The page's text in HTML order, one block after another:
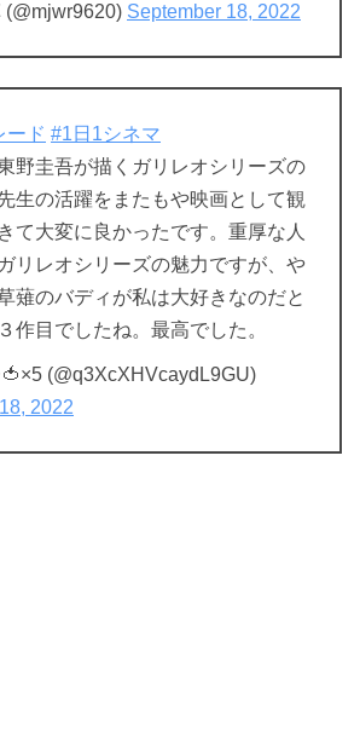
September 18, 2022
ード #1日1シネマ
野圭吾が描くガリレオシリーズの
生の活躍をまたもや映画として観
て大変に良かったです。重厚な人
リレオシリーズの魅力ですが、や
薙のバディが私は大好きなのだと
作目でしたね。最高でした。
(@q3XcXHVcaydL9GU)
2022